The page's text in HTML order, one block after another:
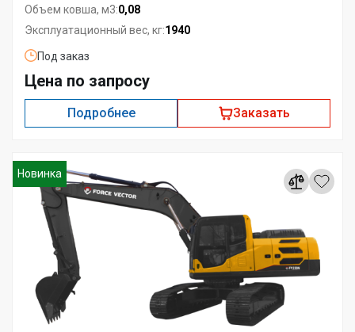
Объем ковша, м3:0,08
Эксплуатационный вес, кг:1940
Под заказ
Цена по запросу
Подробнее Заказать
Новинка